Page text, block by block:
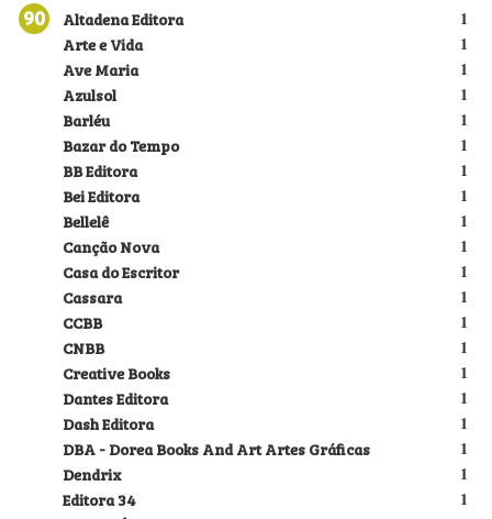
90 1
Altadena Editora
1
Arte e Vida
1
Ave Maria
1
Azulsol
1
Barléu
1
Bazar do Tempo
1
BB Editora
1
Bei Editora
1
Bellelê
1
Canção Nova
1
Casa do Escritor
1
Cassara
1
CCBB
1
CNBB
1
Creative Books
1
Dantes Editora
1
Dash Editora
1
DBA - Dorea Books And Art Artes Gráficas
1
Dendrix
1
Editora 34